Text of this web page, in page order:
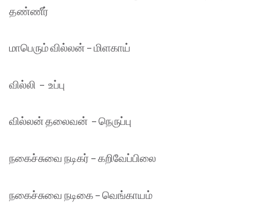
தண்ணீர்
மாபெரும் வில்லன் – மிளகாய்
வில்லி – உப்பு
வில்லன் தலைவன் – நெருப்பு
நகைச்சுவை நடிகர் – கறிவேப்பிலை
நகைச்சுவை நடிகை – வெங்காயம்